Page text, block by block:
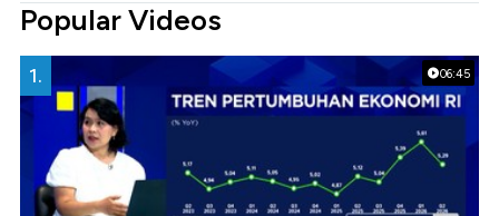
Popular Videos
06:45
1.